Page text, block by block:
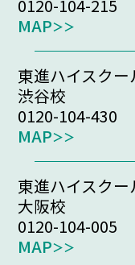
0120-104-215
MAP
東進ハイスク
渋谷校
0120-104-430
MAP
東進ハイスク
大阪校
0120-104-005
MAP